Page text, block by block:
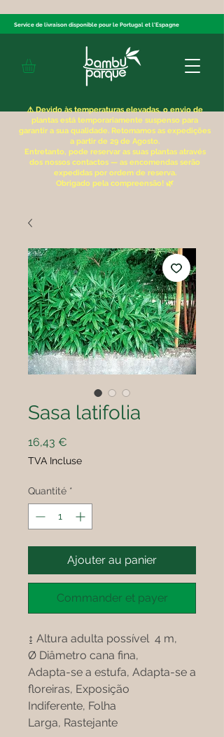
Service de livraison disponible pour le Portugal et l'Espagne
⚠️ Devido às temperaturas elevadas, o envio de
plantas está temporariamente suspenso para
garantir a sua qualidade. Retomamos as expedições
a partir de 29 de Agosto.
Entretanto, pode reservar as suas plantas através
dos nossos contactos — as encomendas serão
expedidas por ordem de reserva.
Obrigado pela compreensão! 🌿
Sasa latifolia
16,43 €
TVA Incluse
Quantité *
Ajouter au panier
Commander et payer
↨ Altura adulta possível 4 m,
Ø Diâmetro cana fina,
Adapta-se a estufa, Adapta-se a
floreiras, Exposição
Indiferente, Folha
Larga, Rastejante